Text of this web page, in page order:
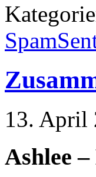
13. April
Ashlee –